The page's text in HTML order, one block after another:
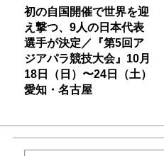
初の自国開催で世界を迎
え撃つ、9人の日本代表
選手が決定／『第5回ア
ジアパラ競技大会』10月
18日（日）〜24日（土）
愛知・名古屋